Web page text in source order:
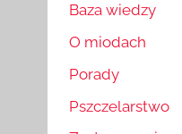
Baza wiedzy
O miodach
Porady
Pszczelarstwo